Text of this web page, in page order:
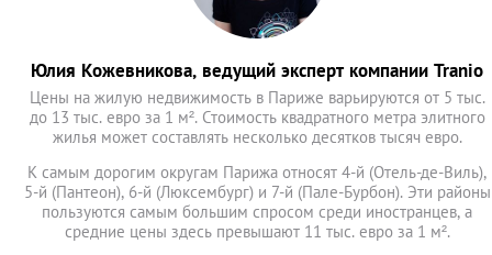
Юлия Кожевникова, ведущий эксперт компании Tranio
Цены на жилую недвижимость в Париже варьируются от 5 тыс.
до 13 тыс. евро за 1 м². Стоимость квадратного метра элитного
жилья может составлять несколько десятков тысяч евро.
К самым дорогим округам Парижа относят 4-й (Отель-де-Виль),
5-й (Пантеон), 6-й (Люксембург) и 7-й (Пале-Бурбон). Эти районы
пользуются самым большим спросом среди иностранцев, а
средние цены здесь превышают 11 тыс. евро за 1 м².